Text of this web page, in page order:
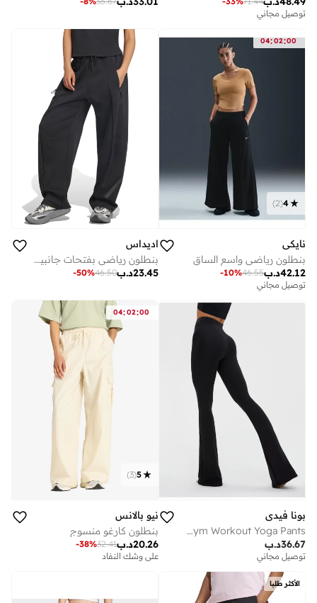
توصيل مجاني
04:02:00
4
(
2
)
نايكي
بنطلون رياضي واسع الساق
د.ب42.12
46.55
-10%
توصيل مجاني
اديداس
بنطلون رياضي بفتحات جانبية ...
د.ب23.45
46.50
-50%
بونا فيدي
Bona Fide Lifting Leggings for Women - Scrunch Leggings High Waisted Tummy Control - Gym Workout Yoga Pants
د.ب36.67
توصيل مجاني
04:02:00
5
(
3
)
نيو بالانس
بنطلون كارغو منسوج
د.ب20.26
32.41
-38%
على وشك النفاد
الأكثر طلبا